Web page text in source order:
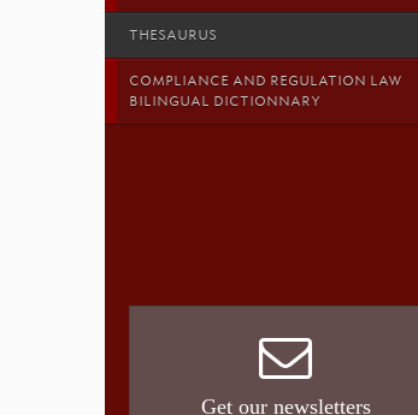
THESAURUS
COMPLIANCE AND REGULATION LAW
BILINGUAL DICTIONNARY
Get our newsletters